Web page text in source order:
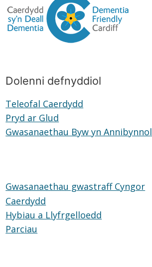
Dolenni defnyddiol
Teleofal Caerdydd
Pryd ar Glud
ar
Gwasanaethau Byw yn Annibynnol
Gwasanaethau gwastraff Cyngor
Caerdydd
Hybiau a Llyfrgelloedd
Parciau